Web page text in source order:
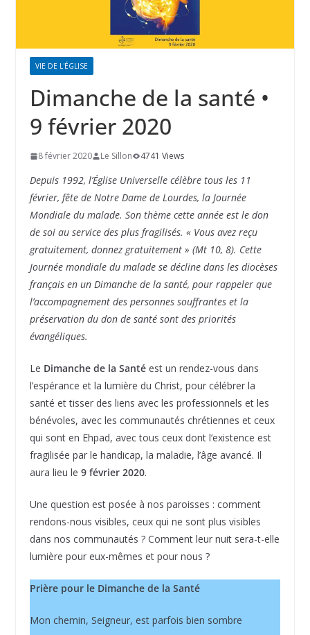
VIE DE L'ÉGLISE
Dimanche de la santé •
9 février 2020
8 février 2020 Le Sillon 4741 Views
Depuis 1992, l’Église Universelle célèbre tous les 11
février, fête de Notre Dame de Lourdes, la Journée
Mondiale du malade. Son thème cette année est le don
de soi au service des plus fragilisés. « Vous avez reçu
gratuitement, donnez gratuitement » (Mt 10, 8). Cette
Journée mondiale du malade se décline dans les diocèses
français en un Dimanche de la santé, pour rappeler que
l’accompagnement des personnes souffrantes et la
préservation du don de santé sont des priorités
évangéliques.
Le Dimanche de la Santéest un rendez-vous dans
l’espérance et la lumière du Christ, pour célébrer la
santé et tisser des liens avec les professionnels et les
bénévoles, avec les communautés chrétiennes et ceux
qui sont en Ehpad, avec tous ceux dont l’existence est
fragilisée par le handicap, la maladie, l’âge avancé. Il
aura lieu le 9 février 2020.
Une question est posée à nos paroisses : comment
rendons-nous visibles, ceux qui ne sont plus visibles
dans nos communautés ? Comment leur nuit sera-t-elle
lumière pour eux-mêmes et pour nous ?
Prière pour le Dimanche de la Santé
Mon chemin, Seigneur, est parfois bien sombre